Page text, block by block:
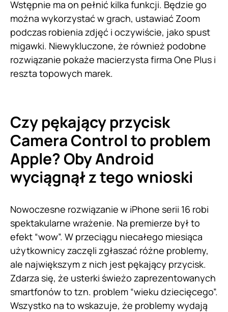
Wstępnie ma on pełnić kilka funkcji. Będzie go
można wykorzystać w grach, ustawiać Zoom
podczas robienia zdjęć i oczywiście, jako spust
migawki. Niewykluczone, że również podobne
rozwiązanie pokaże macierzysta firma One Plus i
reszta topowych marek.
Czy pękający przycisk
Camera Control to problem
Apple? Oby Android
wyciągnął z tego wnioski
Nowoczesne rozwiązanie w iPhone serii 16 robi
spektakularne wrażenie. Na premierze był to
efekt “wow”. W przeciągu niecałego miesiąca
użytkownicy zaczęli zgłaszać różne problemy,
ale największym z nich jest pękający przycisk.
Zdarza się, że usterki świeżo zaprezentowanych
smartfonów to tzn. problem “wieku dziecięcego”.
Wszystko na to wskazuje, że problemy wydają